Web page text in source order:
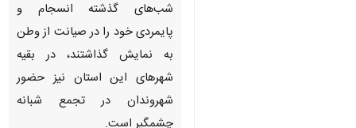
شب‌های گذشته انسجام و
پایمردی خود را در صیانت از وطن
به نمایش گذاشتند، در بقیه
شهرهای این استان نیز حضور
شهروندان در تجمع شبانه چشمگیر
است.